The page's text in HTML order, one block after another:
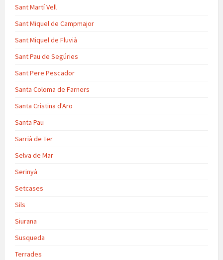
Sant Martí Vell
Sant Miquel de Campmajor
Sant Miquel de Fluvià
Sant Pau de Segúries
Sant Pere Pescador
Santa Coloma de Farners
Santa Cristina d'Aro
Santa Pau
Sarrià de Ter
Selva de Mar
Serinyà
Setcases
Sils
Siurana
Susqueda
Terrades